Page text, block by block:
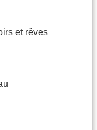
et rêves